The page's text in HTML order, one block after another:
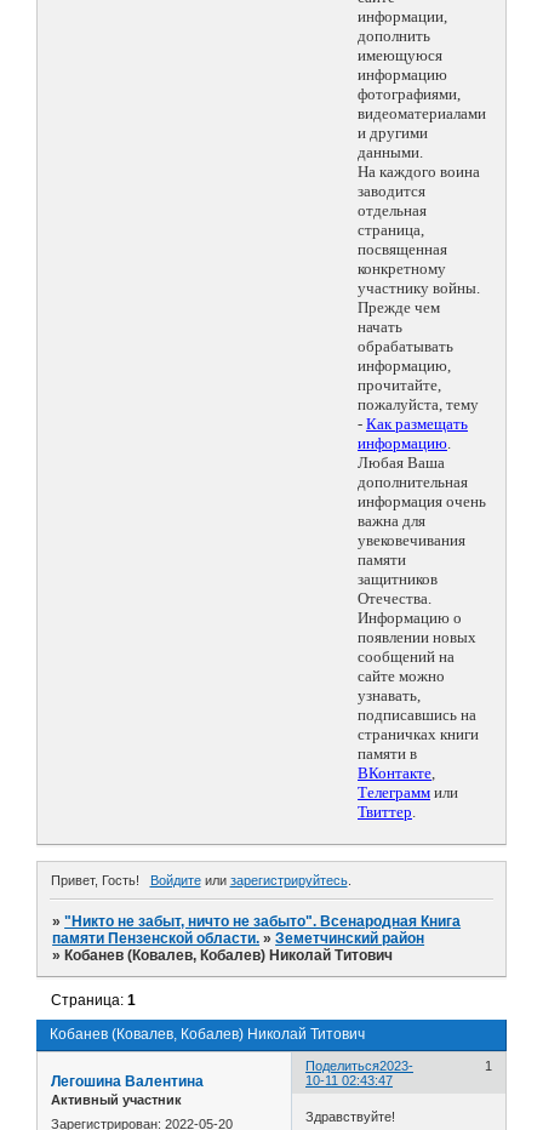
информации,
дополнить
имеющуюся
информацию
фотографиями,
видеоматериалами
и другими
данными.
На каждого воина
заводится
отдельная
страница,
посвященная
конкретному
участнику войны.
Прежде чем
начать
обрабатывать
информацию,
прочитайте,
пожалуйста, тему
- Как размещать
информацию.
Любая Ваша
дополнительная
информация очень
важна для
увековечивания
памяти
защитников
Отечества.
Информацию о
появлении новых
сообщений на
сайте можно
узнавать,
подписавшись на
страничках книги
памяти в
ВКонтакте,
Телеграмм или
Твиттер.
Привет, Гость! Войдитеили зарегистрируйтесь.
»"Никто не забыт, ничто не забыто". Всенародная Книга
памяти Пензенской области. »Земетчинский район
» Кобанев (Ковалев, Кобалев) Николай Титович
Кобанев (Ковалев, Кобалев) Николай Титович
Страница:1
Поделиться 1
2023-
10-11 02:43:47
Легошина Валентина
Активный участник
Зарегистрирован: 2022-05-20 Здравствуйте!